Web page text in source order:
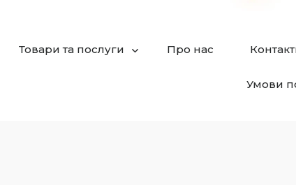
Товари та послуги Про нас
Умови